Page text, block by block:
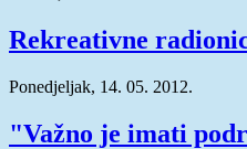
Rekreativne
Ponedjeljak, 14. 05. 2012.
"Važno je imati